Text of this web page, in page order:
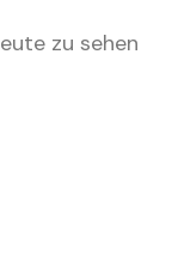
zu sehen